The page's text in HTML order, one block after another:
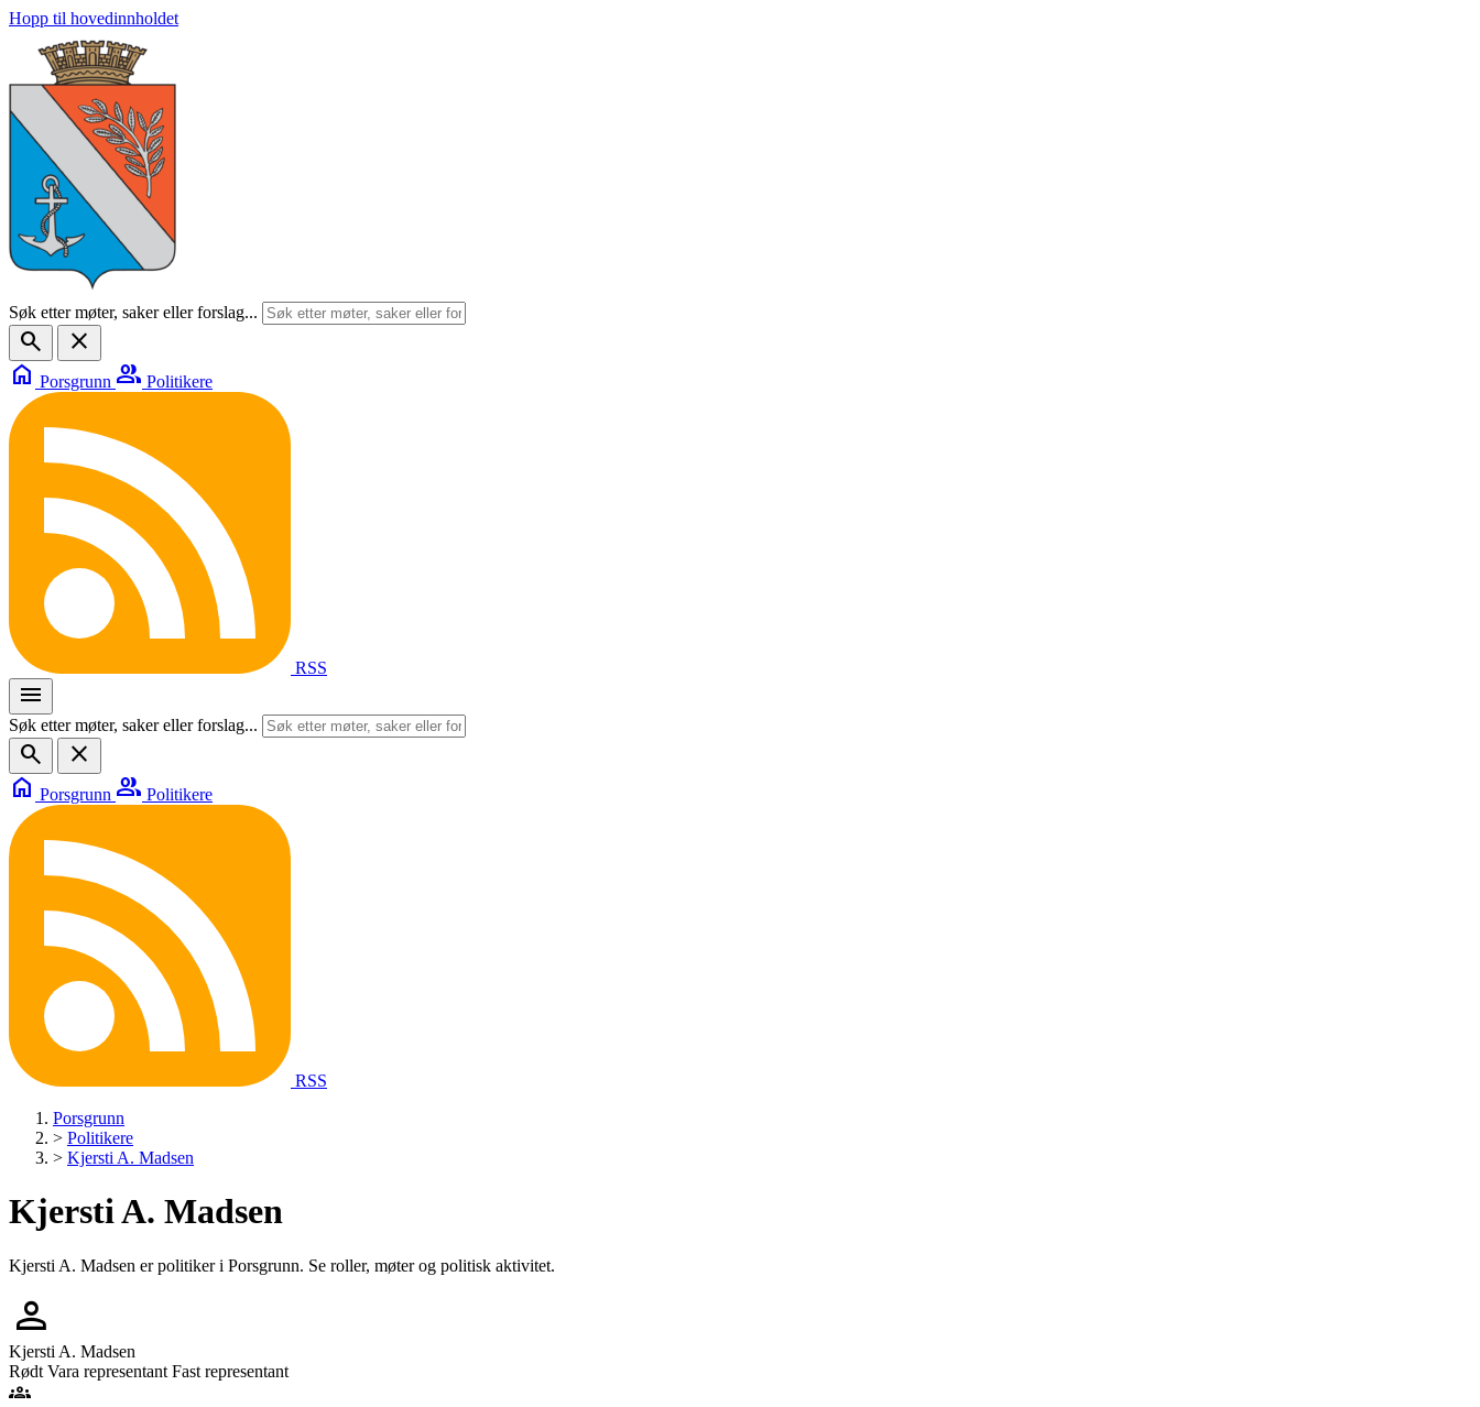
Hopp til hovedinnholdet
Søk etter møter, saker eller forslag...
search
close
home Porsgrunn group Politikere
RSS
menu
Søk etter møter, saker eller forslag...
search
close
home Porsgrunn group Politikere
RSS
Porsgrunn
> Politikere
> Kjersti A. Madsen
Kjersti A. Madsen
Kjersti A. Madsen er politiker i Porsgrunn. Se roller, møter og politisk aktivitet.
person
Kjersti A. Madsen
Rødt Vara representant Fast representant
groups